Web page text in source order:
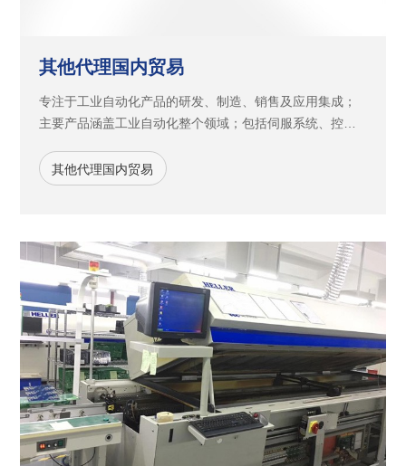
其他代理国内贸易
专注于工业自动化产品的研发、制造、销售及应用集成；
主要产品涵盖工业自动化整个领域；包括伺服系统、控制
其他代理国内贸易